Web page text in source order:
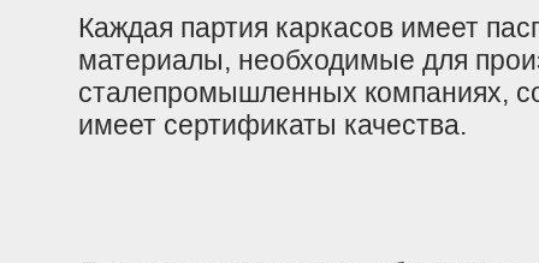
Каждая партия каркасов имеет
материалы, необходимые для
сталепромышленных компаниях,
имеет сертификаты качества.